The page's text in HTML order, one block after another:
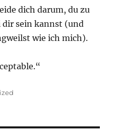
dich darum, du zu
dir sein kannst (und
wie ich mich).